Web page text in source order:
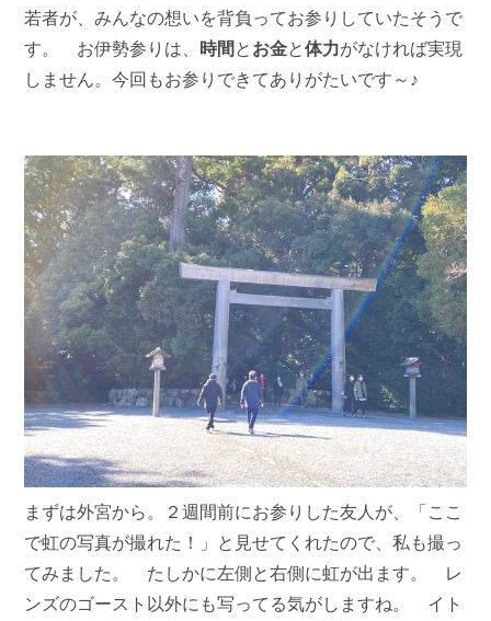
若者が、みんなの想いを背負ってお参りしていたそうで
す。 お伊勢参りは、 時間 と お金と体力がなければ実現
しません。今回もお参りできてありがたいです～♪
まずは外宮から。２週間前にお参りした友人が、「ここ
で虹の写真が撮れた！」と見せてくれたので、私も撮っ
てみました。 たしかに左側と右側に虹が出ます。 レ
ンズのゴースト以外にも写ってる気がしますね。 イト